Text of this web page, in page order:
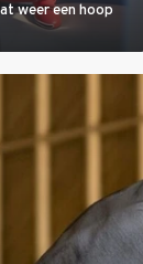
weer een hoop